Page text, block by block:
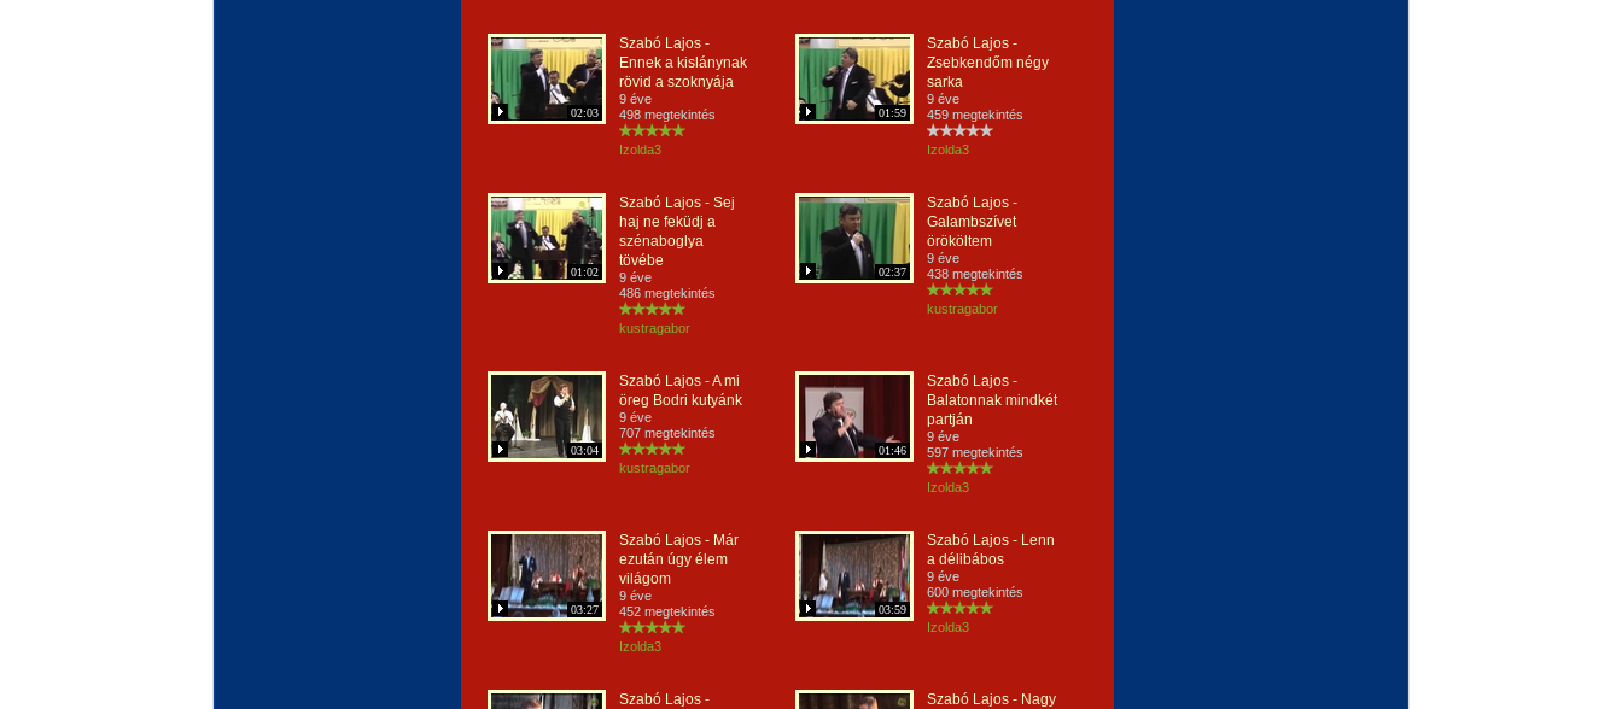
02:03
Szabó Lajos -
Ennek a kislánynak
rövid a szoknyája
9 éve
498 megtekintés
Izolda3
01:59
Szabó Lajos -
Zsebkendőm négy
sarka
9 éve
459 megtekintés
Izolda3
01:02
Szabó Lajos - Sej
haj ne feküdj a
szénaboglya
tövébe
9 éve
486 megtekintés
kustragabor
02:37
Szabó Lajos -
Galambszívet
örököltem
9 éve
438 megtekintés
kustragabor
03:04
Szabó Lajos - A mi
öreg Bodri kutyánk
9 éve
707 megtekintés
kustragabor
01:46
Szabó Lajos -
Balatonnak mindkét
partján
9 éve
597 megtekintés
Izolda3
03:27
Szabó Lajos - Már
ezután úgy élem
világom
9 éve
452 megtekintés
Izolda3
03:59
Szabó Lajos - Lenn
a délibábos
9 éve
600 megtekintés
Izolda3
Szabó Lajos -
Szabó Lajos - Nagy